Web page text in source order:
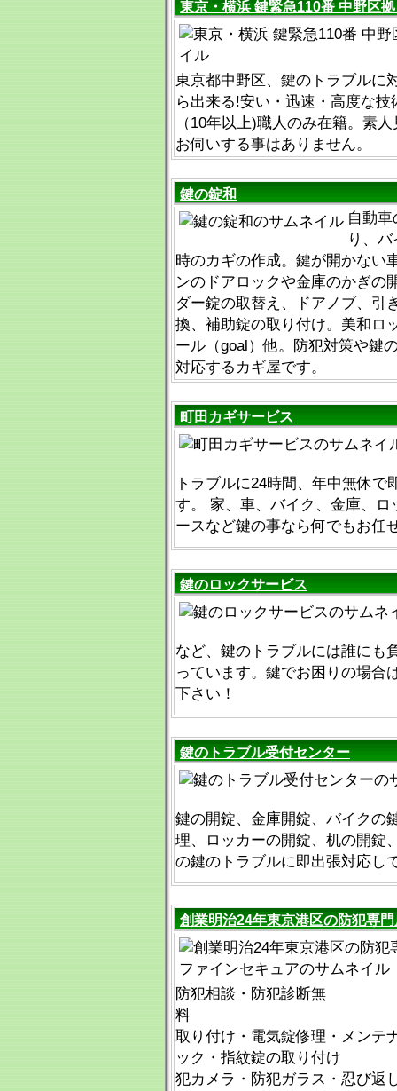
東京・横浜 鍵緊急110番 中野区
東京都中野区、鍵のトラブルに
ら出来る!安い・迅速・高度な
（10年以上)職人のみ在籍。素
お伺いする事はありません。
鍵の錠和
自動
り、
時のカギの作成。鍵が開かない
ンのドアロックや金庫のかぎの
ダー錠の取替え、ドアノブ、引
換、補助錠の取り付け。美和ロ
ール（goal）他。防犯対策や鍵
対応するカギ屋です。
町田カギサービス
トラブルに24時間、年中無休で
す。 家、車、バイク、金庫、ロ
ースなど鍵の事なら何でもお任
鍵のロックサービス
など、鍵のトラブルには誰にも
っています。鍵でお困りの場合
下さい！
鍵のトラブル受付センター
鍵の開錠、金庫開錠、バイクの
理、ロッカーの開錠、机の開錠
の鍵のトラブルに即出張対応し
創業明治24年東京港区の防犯専
防犯相談・防犯診断無
料 鍵の交換
取り付け・電気錠修理・メン
ック・指紋錠の
犯カメラ・防犯ガラス・忍び返